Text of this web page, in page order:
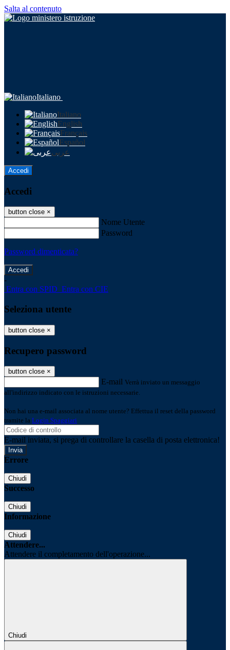
Salta al contenuto
Italiano
Italiano
English
Français
Español
عربى
Accedi
Accedi
button close ×
Nome Utente
Password
Password dimenticata?
-
Entra con SPID Entra con CIE
Seleziona utente
button close ×
Recupero password
button close ×
E-mail Verrà inviato un messaggio
all'indirizzo indicato con le istruzioni necessarie.
Non hai una e-mail associata al nome utente? Effettua il reset della password
tramite la Login Spaggiari
E-mail inviata, si prega di controllare la casella di posta elettronica!
Errore
Chiudi
Successo
Chiudi
Informazione
Chiudi
Attendere...
Attendere il completamento dell'operazione...
Chiudi